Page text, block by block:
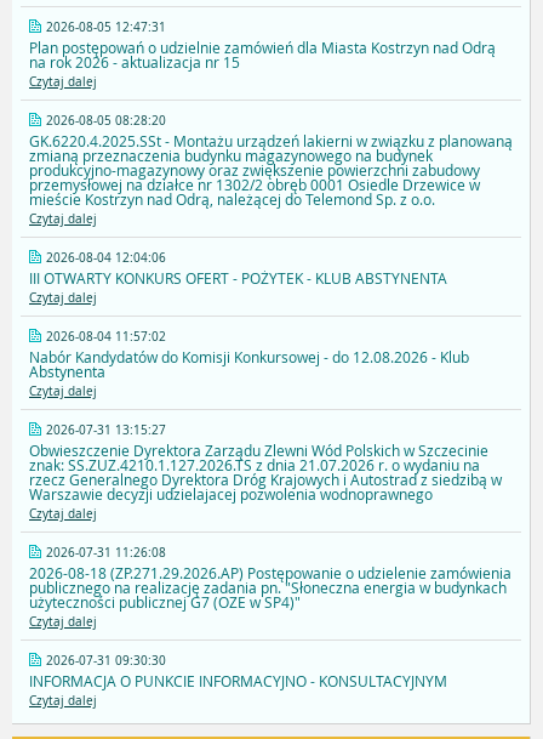
2026-08-05 12:47:31
Plan postępowań o udzielnie zamówień dla Miasta Kostrzyn nad Odrą
na rok 2026 - aktualizacja nr 15
Czytaj dalej
2026-08-05 08:28:20
GK.6220.4.2025.SSt - Montażu urządzeń lakierni w związku z planowaną
zmianą przeznaczenia budynku magazynowego na budynek
produkcyjno-magazynowy oraz zwiększenie powierzchni zabudowy
przemysłowej na działce nr 1302/2 obręb 0001 Osiedle Drzewice w
mieście Kostrzyn nad Odrą, należącej do Telemond Sp. z o.o.
Czytaj dalej
2026-08-04 12:04:06
III OTWARTY KONKURS OFERT - POŻYTEK - KLUB ABSTYNENTA
Czytaj dalej
2026-08-04 11:57:02
Nabór Kandydatów do Komisji Konkursowej - do 12.08.2026 - Klub
Abstynenta
Czytaj dalej
2026-07-31 13:15:27
Obwieszczenie Dyrektora Zarządu Zlewni Wód Polskich w Szczecinie
znak: SS.ZUZ.4210.1.127.2026.TS z dnia 21.07.2026 r. o wydaniu na
rzecz Generalnego Dyrektora Dróg Krajowych i Autostrad z siedzibą w
Warszawie decyzji udzielajacej pozwolenia wodnoprawnego
Czytaj dalej
2026-07-31 11:26:08
2026-08-18 (ZP.271.29.2026.AP) Postępowanie o udzielenie zamówienia
publicznego na realizację zadania pn. "Słoneczna energia w budynkach
użyteczności publicznej G7 (OZE w SP4)"
Czytaj dalej
2026-07-31 09:30:30
INFORMACJA O PUNKCIE INFORMACYJNO - KONSULTACYJNYM
Czytaj dalej